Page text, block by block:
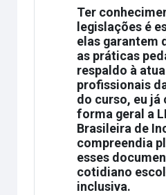
Ter
legislações é
elas garantem
as práticas
respaldo à
profissionais
do curso, eu já
forma geral a
Brasileira de
compreendia
esses
cotidiano
inclusiva.